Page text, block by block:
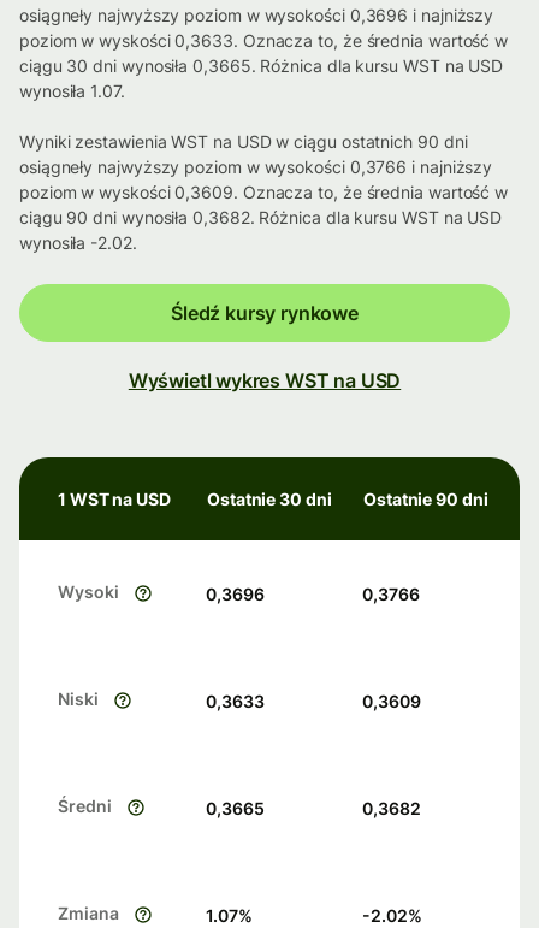
osiągneły najwyższy poziom w wysokości 0,3696 i najniższy
poziom w wyskości 0,3633. Oznacza to, że średnia wartość w
ciągu 30 dni wynosiła 0,3665. Różnica dla kursu WST na USD
wynosiła 1.07.
Wyniki zestawienia WST na USD w ciągu ostatnich 90 dni
osiągneły najwyższy poziom w wysokości 0,3766 i najniższy
poziom w wyskości 0,3609. Oznacza to, że średnia wartość w
ciągu 90 dni wynosiła 0,3682. Różnica dla kursu WST na USD
wynosiła -2.02.
Śledź kursy rynkowe
Wyświetl wykres WST na USD
1 WST na USD Ostatnie 30 dni Ostatnie 90 dni
Wysoki 0,3696 0,3766
Niski 0,3633 0,3609
Średni 0,3665 0,3682
Zmiana 1.07% -2.02%